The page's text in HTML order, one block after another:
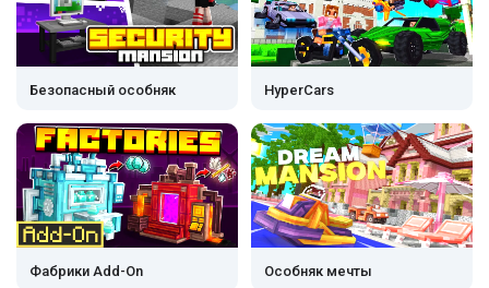
Безопасный особняк HyperCars
Фабрики Add-On Особняк мечты